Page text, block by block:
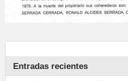
Entradas recientes